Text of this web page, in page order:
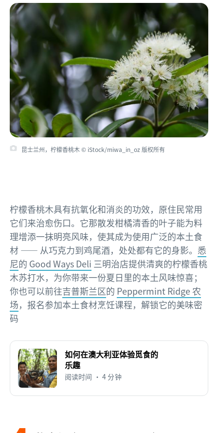
昆士兰州，柠檬香桃木 © iStock/miwa_in_oz 版权所有
柠檬香桃木具有抗氧化和消炎的功效，原住民常用
它们来治愈伤口。它那散发柑橘清香的叶子能为料
理增添一抹明亮风味，使其成为使用广泛的本土食
材 —— 从巧克力到鸡尾酒，处处都有它的身影。 悉
尼的 Good Ways Deli 三明治店提供清爽的柠檬香桃
木苏打水，为你带来一份夏日里的本土风味惊喜；
你也可以前往吉普斯兰区的 Peppermint Ridge 农
场，报名参加本土食材烹饪课程，解锁它的美味密
码
如何在澳大利亚体验觅食的
乐趣
阅读时间 • 4 分钟